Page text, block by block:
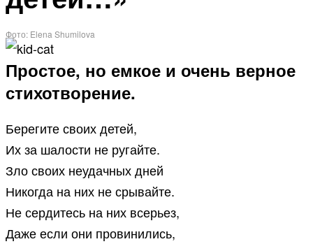
Фото: Elena Shumilova
Простое, но емкое и очень верное
стихотворение.
Берегите своих детей,
Их за шалости не ругайте.
Зло своих неудачных дней
Никогда на них не срывайте.
Не сердитесь на них всерьез,
Даже если они провинились,